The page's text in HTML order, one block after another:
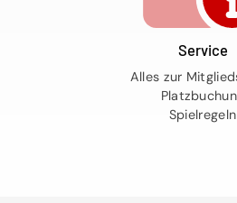
Service
Alles zur
Spielregeln